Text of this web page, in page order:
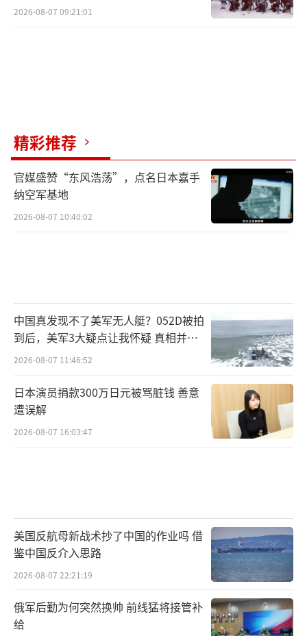
2026-08-07 09:21:01
精彩推荐
官媒盛赞“东风浩荡”，点名日本嘉手
纳空军基地
2026-08-07 10:40:02
中国真发现不了美军无人艇？052D被拍
到后，美军3大疑点让我怀疑 真相并非
如此
2026-08-07 11:46:52
日本演员捐款300万日元被骂脏钱 善意
遭误解
2026-08-07 16:03:47
美国反航母新战术抄了中国的作业吗 借
鉴中国反介入思路
2026-08-07 22:21:19
俄军后勤为何突然换帅 前线猛将接管补
给